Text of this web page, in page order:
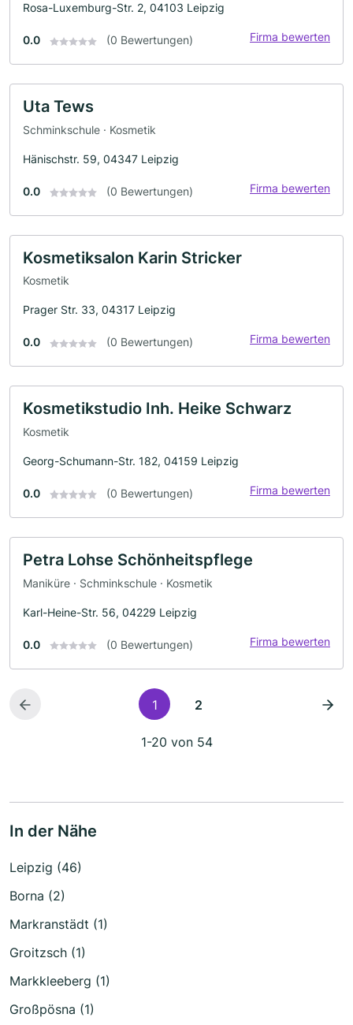
Rosa-Luxemburg-Str. 2, 04103 Leipzig
0.0 (0 Bewertungen) Firma bewerten
Uta Tews
Schminkschule · Kosmetik
Hänischstr. 59, 04347 Leipzig
0.0 (0 Bewertungen) Firma bewerten
Kosmetiksalon Karin Stricker
Kosmetik
Prager Str. 33, 04317 Leipzig
0.0 (0 Bewertungen) Firma bewerten
Kosmetikstudio Inh. Heike Schwarz
Kosmetik
Georg-Schumann-Str. 182, 04159 Leipzig
0.0 (0 Bewertungen) Firma bewerten
Petra Lohse Schönheitspflege
Maniküre · Schminkschule · Kosmetik
Karl-Heine-Str. 56, 04229 Leipzig
0.0 (0 Bewertungen) Firma bewerten
1 2
1-20 von 54
In der Nähe
Leipzig (46)
Borna (2)
Markranstädt (1)
Groitzsch (1)
Markkleeberg (1)
Großpösna (1)